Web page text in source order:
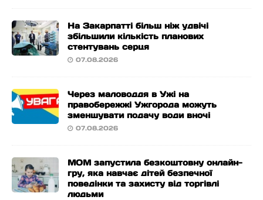
На Закарпатті більш ніж удвічі
збільшили кількість планових
стентувань серця
07.08.2026
Через маловоддя в Ужі на
правобережжі Ужгорода можуть
зменшувати подачу води вночі
07.08.2026
МОМ запустила безкоштовну онлайн-
гру, яка навчає дітей безпечної
поведінки та захисту від торгівлі
людьми